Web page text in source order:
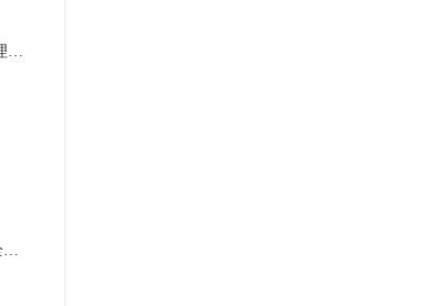
2026年人教版高二第二学期物理期末县域统考评估试卷（附答案可下载）
(2026年)湖北省安全工程师安全生产法法律规范考试试题